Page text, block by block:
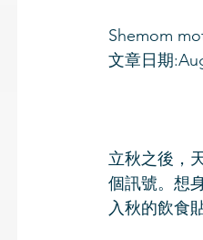
Shemom
文章日期
立秋之後，
個訊號。想
入秋的飲食